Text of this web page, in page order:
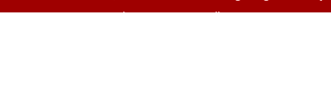
masa depan yang gemilang.